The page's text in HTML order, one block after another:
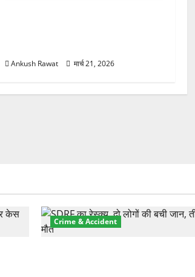
Ankush Rawat मार्च 21, 2026
Crime & Accident